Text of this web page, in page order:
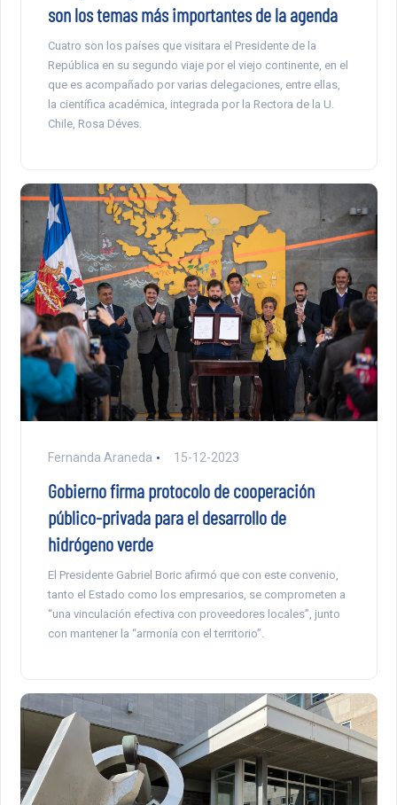
son los temas más importantes de la agenda
Cuatro son los países que visitara el Presidente de la
República en su segundo viaje por el viejo continente, en el
que es acompañado por varias delegaciones, entre ellas,
la científica académica, integrada por la Rectora de la U.
Chile, Rosa Déves.
Fernanda Araneda 15-12-2023
Gobierno firma protocolo de cooperación
público-privada para el desarrollo de
hidrógeno verde
El Presidente Gabriel Boric afirmó que con este convenio,
tanto el Estado como los empresarios, se comprometen a
“una vinculación efectiva con proveedores locales”, junto
con mantener la “armonía con el territorio”.